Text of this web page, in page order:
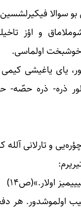
سوالا
و اؤز
خوشبخت اولماسی.
یای یاغیشی کیمی
ذره- ذره حصّه-
و تارلانی
اولار.»(ص۱۴)
هر